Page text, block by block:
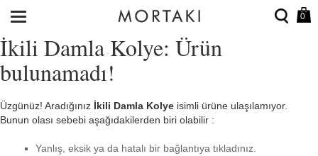
0
İkili Damla Kolye: Ürün
bulunamadı!
Üzgünüz! Aradığınız İkili Damla Kolye isimli ürüne ulaşılamıyor.
Bunun olası sebebi aşağıdakilerden biri olabilir :
Yanlış, eksik ya da hatalı bir bağlantıya tıkladınız.